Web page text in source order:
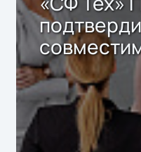
решением
Storage
хранения